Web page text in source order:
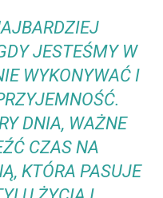
JESTEŚMY W
WYKONYWAĆ I
DNIA, WAŻNE
CZAS NA
KTÓRA PASUJE